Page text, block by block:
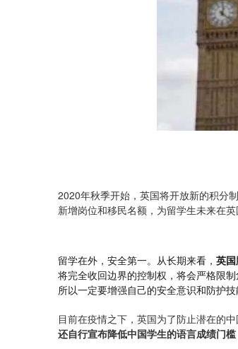
2020年秋季开始，英国将开放新的积分
新增岗位和移民名额，为留学生未来在英
留学在外，安全第一。从长期来看， 英
将完全收回边界的控制权，将会严格限
所以一定要增强自己的安全意识和防护技
目前在疫情之下，英国为了防止潜在的
还自行宣布降低中国学生的语言成绩门槛